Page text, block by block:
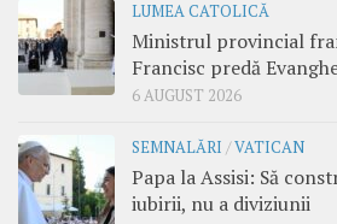
LUMEA CATOLICĂ
Ministrul provincial
Francisc predă
6 AUGUST 2026
SEMNALĂRI /VATICAN
Papa la Assisi: Să
iubirii, nu a diviziunii